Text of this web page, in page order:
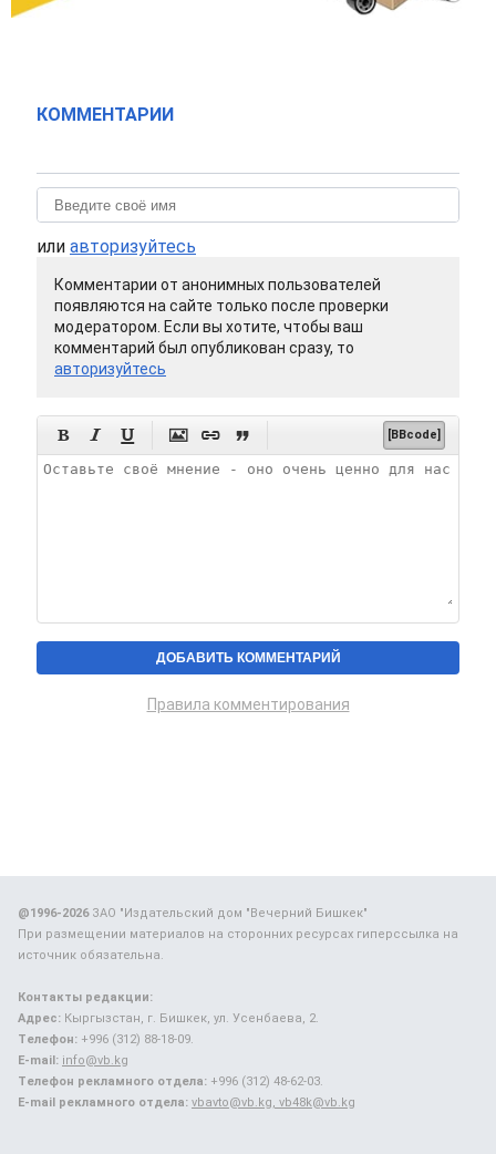
КОММЕНТАРИИ
или авторизуйтесь
Комментарии от анонимных пользователей
появляются на сайте только после проверки
модератором. Если вы хотите, чтобы ваш
комментарий был опубликован сразу, то
авторизуйтесь
      [BBcode]
Правила комментирования
@1996-2026ЗАО "Издательский дом "Вечерний Бишкек"
При размещении материалов на сторонних ресурсах гиперссылка на
источник обязательна.
Контакты редакции:
Адрес: Кыргызстан, г. Бишкек, ул. Усенбаева, 2.
Телефон: +996 (312) 88-18-09.
E-mail: info@vb.kg
Телефон рекламного отдела: +996 (312) 48-62-03.
E-mail рекламного отдела: vbavto@vb.kg, vb48k@vb.kg